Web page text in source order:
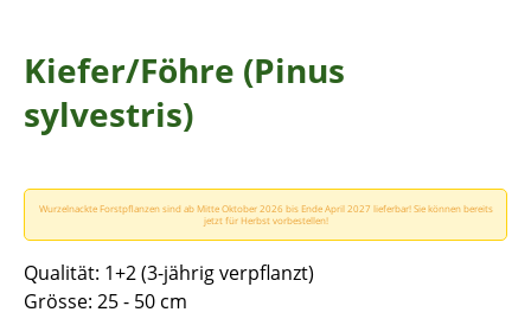
Kiefer/Föhre (Pinus
sylvestris)
Wurzelnackte Forstpflanzen sind ab Mitte Oktober 2026 bis Ende April 2027 lieferbar! Sie können bereits
jetzt für Herbst vorbestellen!
Qualität: 1+2 (3-jährig verpflanzt)
Grösse: 25 - 50 cm